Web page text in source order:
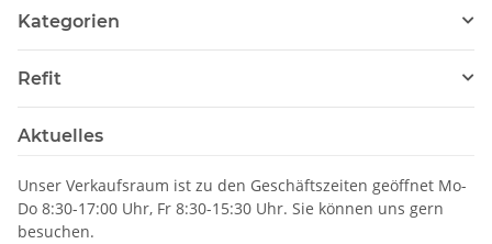
Kategorien
Refit
Aktuelles
Unser Verkaufsraum ist zu den Geschäftszeiten geöffnet Mo-
Do 8:30-17:00 Uhr, Fr 8:30-15:30 Uhr. Sie können uns gern
besuchen.